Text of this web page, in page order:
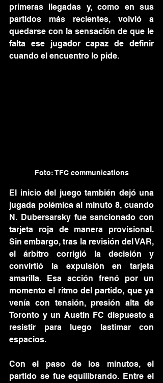
primeras llegadas y, como en sus
partidos más recientes, volvió a
quedarse con la sensación de que le
falta ese jugador capaz de definir
cuando el encuentro lo pide.
Foto: TFC communications
El inicio del juego también dejó una
jugada polémica al minuto 8, cuando
N. Dubersarsky fue sancionado con
tarjeta roja de manera provisional.
Sin embargo, tras la revisión del VAR,
el árbitro corrigió la decisión y
convirtió la expulsión en tarjeta
amarilla. Esa acción frenó por un
momento el ritmo del partido, que ya
venía con tensión, presión alta de
Toronto y un Austin FC dispuesto a
resistir para luego lastimar con
espacios.
Con el paso de los minutos, el
partido se fue equilibrando. Entre el